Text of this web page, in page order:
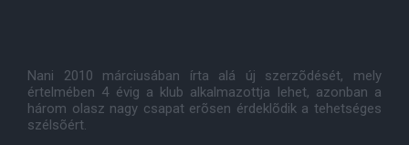
Nani 2010 márciusában írta alá új szerzõdését, mely
értelmében 4 évig a klub alkalmazottja lehet, azonban a
három olasz nagy csapat erõsen érdeklõdik a tehetséges
szélsõért.